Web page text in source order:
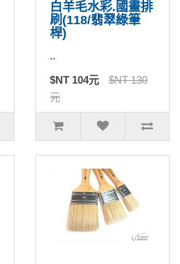
白羊毛水彩.國畫排
刷(118/翡翠綠筆
桿)
..
$NT 104元
$NT 130
元